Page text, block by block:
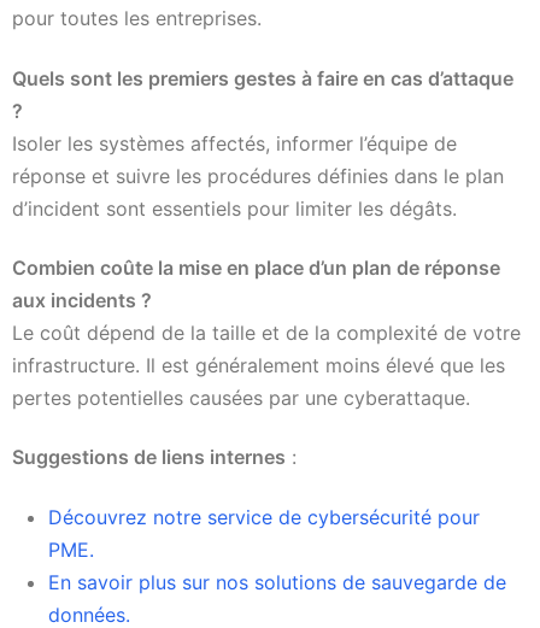
pour toutes les entreprises.
Quels sont les premiers gestes à faire en cas d’attaque
?
Isoler les systèmes affectés, informer l’équipe de
réponse et suivre les procédures définies dans le plan
d’incident sont essentiels pour limiter les dégâts.
Combien coûte la mise en place d’un plan de réponse
aux incidents ?
Le coût dépend de la taille et de la complexité de votre
infrastructure. Il est généralement moins élevé que les
pertes potentielles causées par une cyberattaque.
Suggestions de liens internes :
Découvrez notre service de cybersécurité pour
PME.
En savoir plus sur nos solutions de sauvegarde de
données.